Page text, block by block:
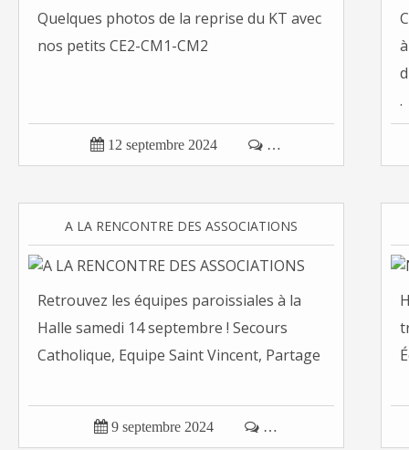
Quelques photos de la reprise du KT avec
nos petits CE2-CM1-CM2
 12 septembre 2024  …
.
A LA RENCONTRE DES ASSOCIATIONS
Retrouvez les équipes paroissiales à la
Halle samedi 14 septembre ! Secours
Catholique, Equipe Saint Vincent, Partage
 9 septembre 2024  …